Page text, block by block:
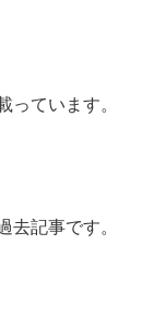
ています。
記事です。